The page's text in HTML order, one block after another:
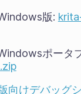
版:
ポータ
向けデバッグ